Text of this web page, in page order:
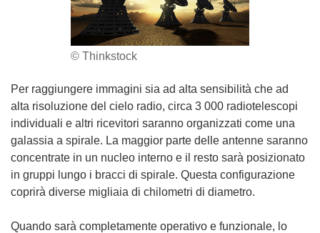
© Thinkstock
Per raggiungere immagini sia ad alta sensibilità che ad
alta risoluzione del cielo radio, circa 3 000 radiotelescopi
individuali e altri ricevitori saranno organizzati come una
galassia a spirale. La maggior parte delle antenne saranno
concentrate in un nucleo interno e il resto sarà posizionato
in gruppi lungo i bracci di spirale. Questa configurazione
coprirà diverse migliaia di chilometri di diametro.
Quando sarà completamente operativo e funzionale, lo